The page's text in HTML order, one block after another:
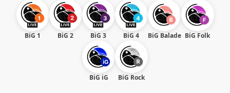
BiG 1 BiG 2 BiG 3 BiG 4 BiG Balade BiG Folk
BiG iG BiG Rock